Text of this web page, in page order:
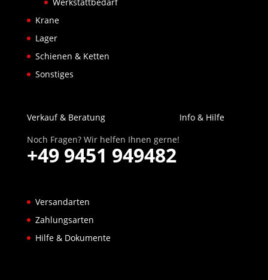
Werkstattbedarf
Krane
Lager
Schienen & Ketten
Sonstiges
Verkauf & Beratung
Noch Fragen? Wir helfen Ihnen gerne!
+49 9451 949482
Info & Hilfe
Versandarten
Zahlungsarten
Hilfe & Dokumente